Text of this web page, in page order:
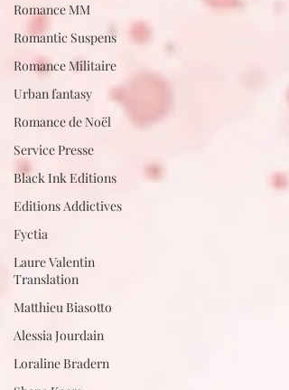
Romance MM
Romantic Suspens
Romance Militaire
Urban fantasy
Romance de Noël
Service Presse
Black Ink Editions
Editions Addictives
Fyctia
Laure Valentin
Translation
Matthieu Biasotto
Alessia Jourdain
Loraline Bradern